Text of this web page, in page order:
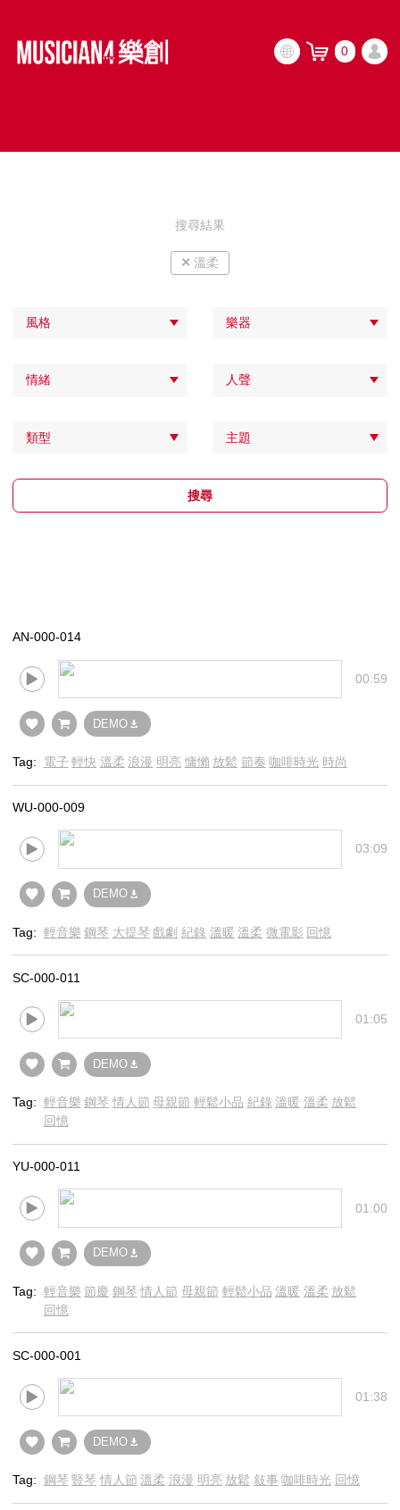
0
搜尋結果
× 溫柔
風格 樂器
情緒 人聲
類型 主題
搜尋
AN-000-014
00:59
DEMO
Tag: 電子 輕快 溫柔 浪漫 明亮 慵懶 放鬆 節奏 咖啡時光 時尚
WU-000-009
03:09
DEMO
Tag: 輕音樂 鋼琴 大提琴 戲劇 紀錄 溫暖 溫柔 微電影 回憶
SC-000-011
01:05
DEMO
Tag: 輕音樂 鋼琴 情人節 母親節 輕鬆小品 紀錄 溫暖 溫柔 放鬆
回憶
YU-000-011
01:00
DEMO
Tag: 輕音樂 節慶 鋼琴 情人節 母親節 輕鬆小品 溫暖 溫柔 放鬆
回憶
SC-000-001
01:38
DEMO
Tag: 鋼琴 豎琴 情人節 溫柔 浪漫 明亮 放鬆 敍事 咖啡時光 回憶